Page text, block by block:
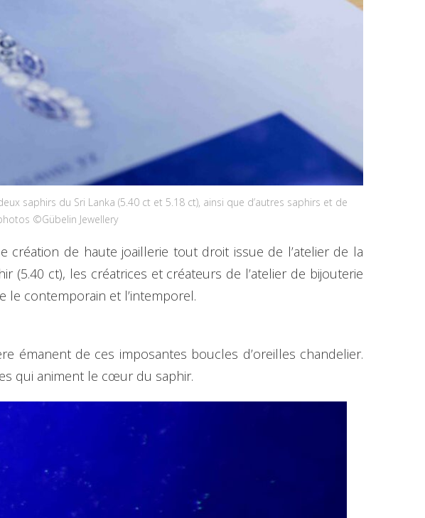
saphirs du Sri Lanka (5.40 ct et 5.18 ct), ainsi que d’autres saphirs et de
©Gübelin Jewellery
création de haute joaillerie tout droit issue de l’atelier de la
(5.40 ct), les créatrices et créateurs de l’atelier de bijouterie
le contemporain et l’intemporel.
émanent de ces imposantes boucles d’oreilles chandelier.
qui animent le cœur du saphir.